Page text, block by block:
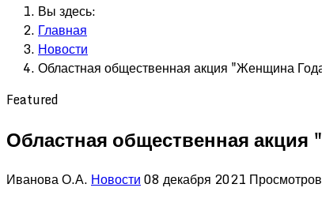
Вы здесь:
Главная
Новости
Областная общественная акция "Женщина
Featured
Областная общественная
Иванова О.А. Новости08 декабря 2021